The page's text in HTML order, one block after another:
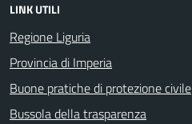
LINK UTILI
Regione Liguria
Provincia di Imperia
Buone pratiche di protezione civile
Bussola della trasparenza